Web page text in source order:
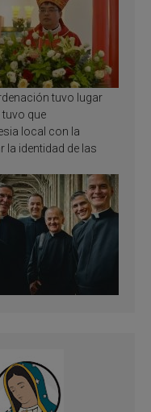
tuvo lugar
que
local con la
la identidad de las